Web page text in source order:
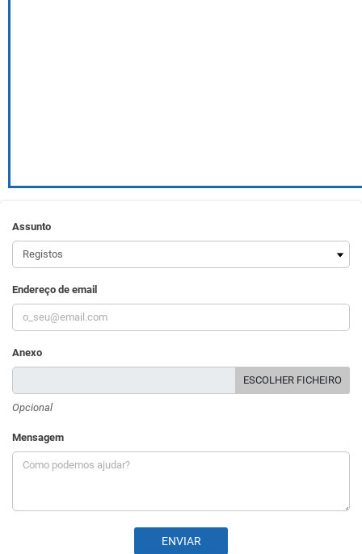
Assunto
Endereço de email
Anexo
ESCOLHER FICHEIRO
Opcional
Mensagem